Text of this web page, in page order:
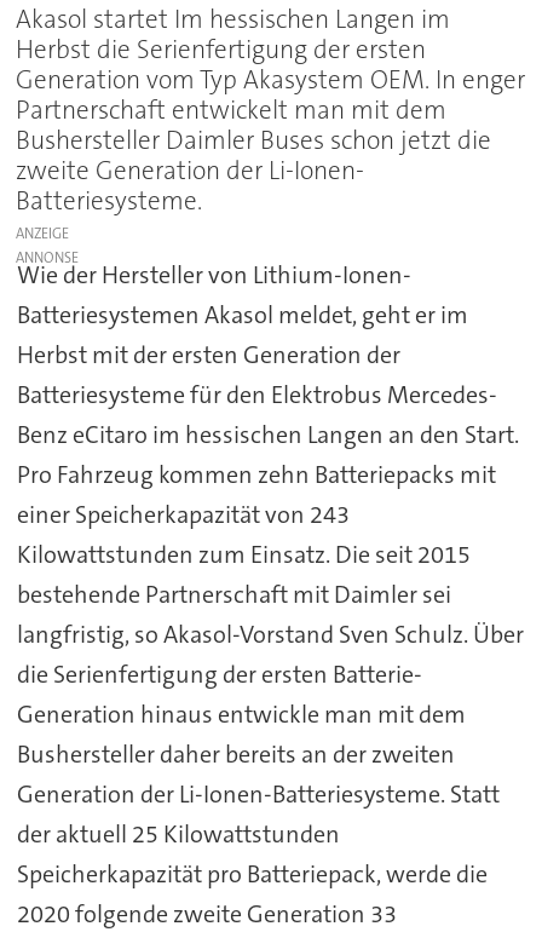
Akasol startet Im hessischen Langen im
Herbst die Serienfertigung der ersten
Generation vom Typ Akasystem OEM. In enger
Partnerschaft entwickelt man mit dem
Bushersteller Daimler Buses schon jetzt die
zweite Generation der Li-Ionen-
Batteriesysteme.
ANZEIGE
Wie der Hersteller von Lithium-Ionen-
Batteriesystemen Akasol meldet, geht er im
Herbst mit der ersten Generation der
Batteriesysteme für den Elektrobus Mercedes-
Benz eCitaro im hessischen Langen an den Start.
Pro Fahrzeug kommen zehn Batteriepacks mit
einer Speicherkapazität von 243
Kilowattstunden zum Einsatz. Die seit 2015
bestehende Partnerschaft mit Daimler sei
langfristig, so Akasol-Vorstand Sven Schulz. Über
die Serienfertigung der ersten Batterie-
Generation hinaus entwickle man mit dem
Bushersteller daher bereits an der zweiten
Generation der Li-Ionen-Batteriesysteme. Statt
der aktuell 25 Kilowattstunden
Speicherkapazität pro Batteriepack, werde die
2020 folgende zweite Generation 33